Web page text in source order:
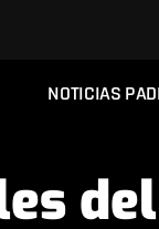
NOTICIAS